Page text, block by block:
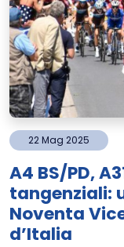
22Mag 2025
A4 BS/PD,
tangenziali:
Noventa
d’Italia